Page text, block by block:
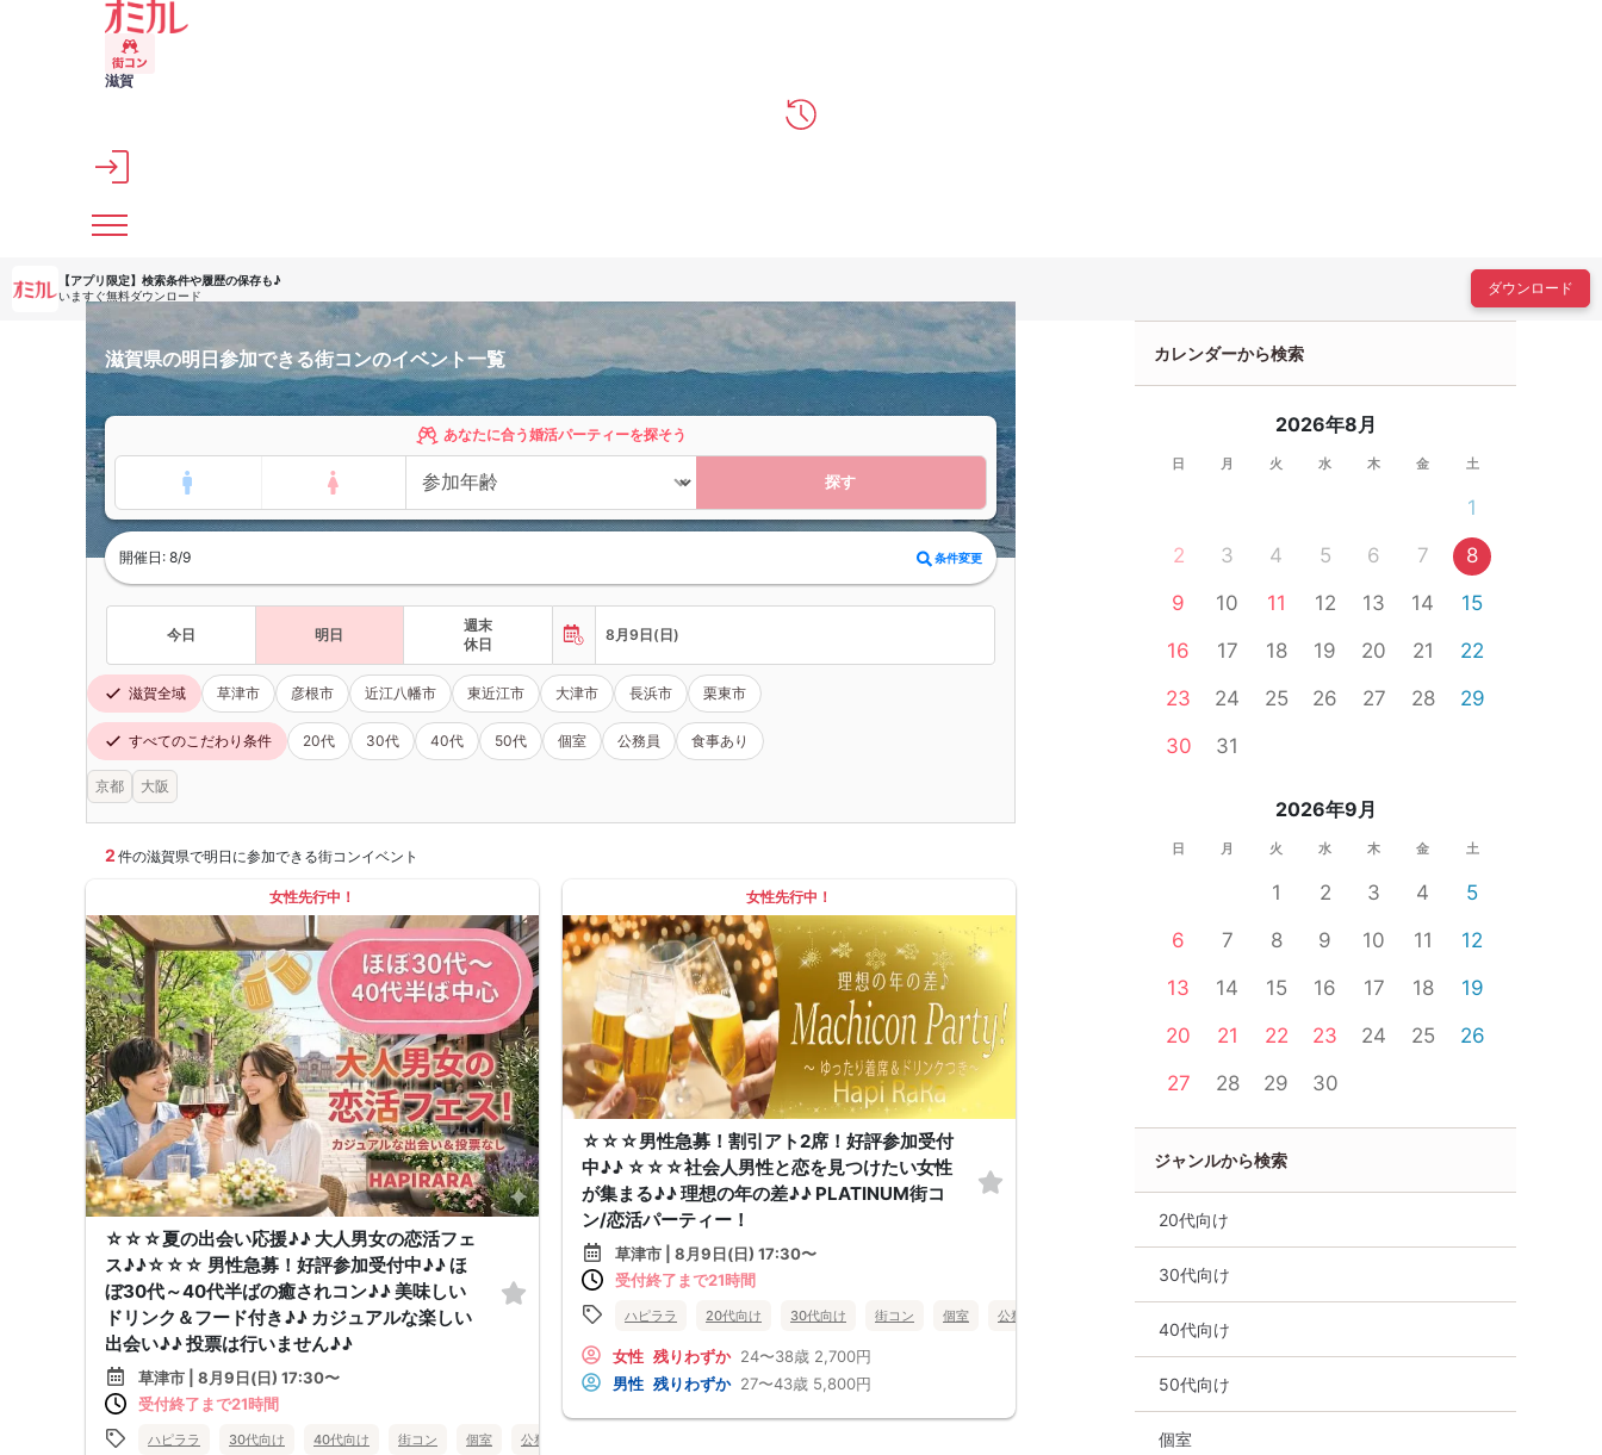
メインコンテンツへスキップ
滋賀
【アプリ限定】 検索条件や履歴の保存も♪
いますぐ無料ダウンロード
ダウンロード
滋賀県の明日参加できる街コンのイベント一覧
あなたに合う婚活パーティーを探そう
探す
開催日: 8/9 条件変更
今日 明日
週末
休日
8月9日(日)
滋賀全域 草津市 彦根市 近江八幡市 東近江市 大津市 長浜市 栗東市
すべてのこだわり条件 20代 30代 40代 50代 個室 公務員 食事あり
京都 大阪
2 件の滋賀県で明日に参加できる街コンイベント
女性先行中！
☆☆☆夏の出会い応援♪♪ 大人男女の恋活フェ
ス♪♪☆☆☆ 男性急募！好評参加受付中♪♪ ほ
ぼ30代～40代半ばの癒されコン♪♪ 美味しい
ドリンク＆フード付き♪♪ カジュアルな楽しい
出会い♪♪ 投票は行いません♪♪
草津市 | 8月9日(日) 17:30〜
受付終了まで21時間
ハピララ 30代向け 40代向け 街コン 個室 公務員
女性先行中！
☆☆☆男性急募！割引アト2席！好評参加受付
中♪♪ ☆☆☆社会人男性と恋を見つけたい女性
が集まる♪♪ 理想の年の差♪♪ PLATINUM街コ
ン/恋活パーティー！
草津市 | 8月9日(日) 17:30〜
受付終了まで21時間
ハピララ 20代向け 30代向け 街コン 個室 公務員
女性 残りわずか 24〜38歳 2,700円
男性 残りわずか 27〜43歳 5,800円
カレンダーから検索
2026年8月
日 月 火 水 木 金 土
1
2
3 4 5 6 7
8
9
10 11 12 13 14
15
16
17 18 19 20 21
22
23
24 25 26 27 28
29
30
31
2026年9月
日 月 火 水 木 金 土
1 2 3 4
5
6
7 8 9 10 11
12
13
14 15 16 17 18
19
20
21 22 23 24 25
26
27
28 29 30
ジャンルから検索
20代向け
30代向け
40代向け
50代向け
個室